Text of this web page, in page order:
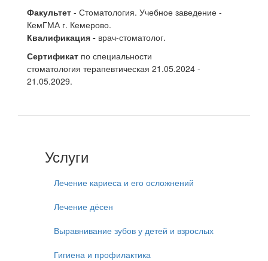
Факультет - Стоматология. Учебное заведение -
КемГМА г. Кемерово.
Квалификация - врач-стоматолог.
Сертификат по специальности
стоматология терапевтическая 21.05.2024 -
21.05.2029.
Услуги
Лечение кариеса и его осложнений
Лечение дёсен
Выравнивание зубов у детей и взрослых
Гигиена и профилактика